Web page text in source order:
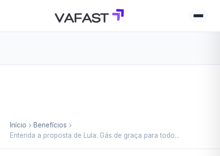
Início
Benefícios
Entenda a proposta de Lula: Gás de graça para todo...